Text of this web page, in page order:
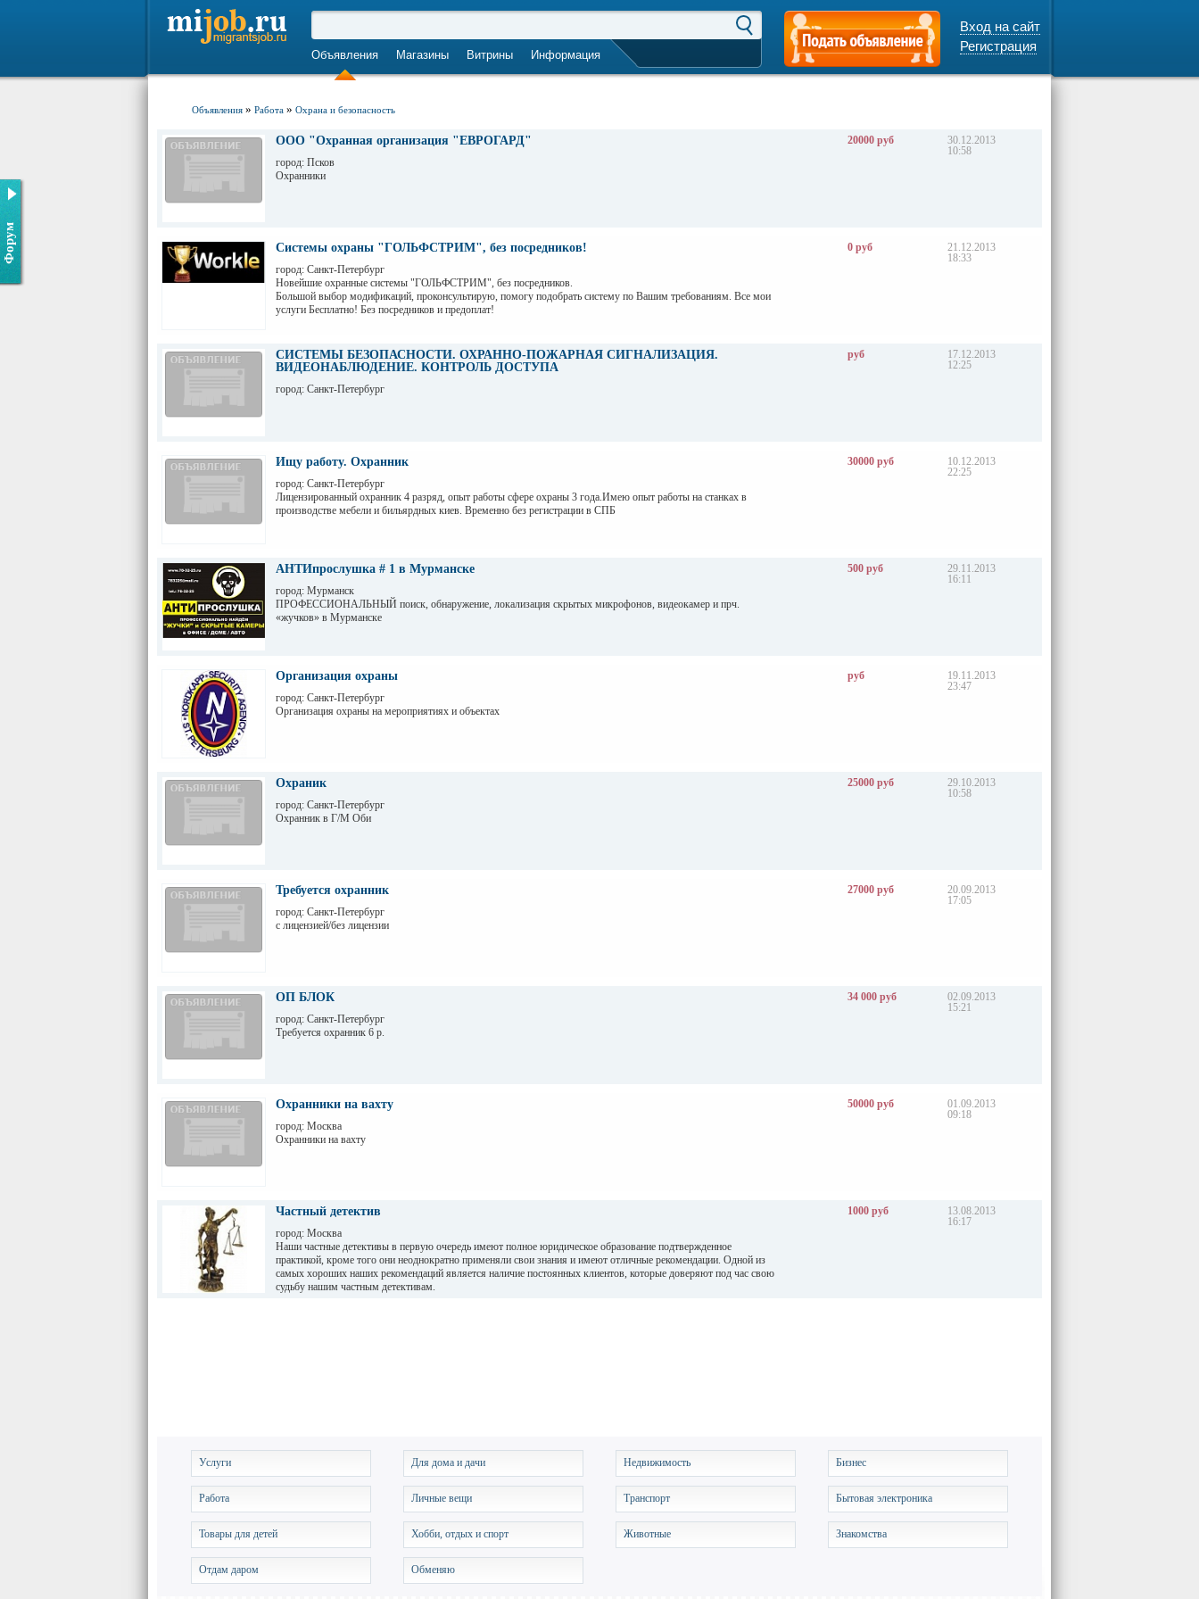
Объявления Магазины Витрины Информация
Вход на сайт
Регистрация
Форум
Объявления » Работа » Охрана и безопасность
ООО "Охранная организация "ЕВРОГАРД"
город: Псков
Охранники
30.12.2013
10:58
20000 руб
Системы охраны "ГОЛЬФСТРИМ", без посредников!
город: Санкт-Петербург
Новейшие охранные системы "ГОЛЬФСТРИМ", без посредников.
Большой выбор модификаций, проконсультирую, помогу подобрать систему по Вашим требованиям. Все мои
услуги Бесплатно! Без посредников и предоплат!
21.12.2013
18:33
0 руб
СИСТЕМЫ БЕЗОПАСНОСТИ. ОХРАННО-ПОЖАРНАЯ СИГНАЛИЗАЦИЯ.
ВИДЕОНАБЛЮДЕНИЕ. КОНТРОЛЬ ДОСТУПА
город: Санкт-Петербург
17.12.2013
12:25
руб
Ищу работу. Охранник
город: Санкт-Петербург
Лицензированный охранник 4 разряд, опыт работы сфере охраны 3 года.Имею опыт работы на станках в
производстве мебели и бильярдных киев. Временно без регистрации в СПБ
10.12.2013
22:25
30000 руб
АНТИпрослушка # 1 в Мурманске
город: Мурманск
ПРОФЕССИОНАЛЬНЫЙ поиск, обнаружение, локализация скрытых микрофонов, видеокамер и прч.
«жучков» в Мурманске
29.11.2013
16:11
500 руб
Организация охраны
город: Санкт-Петербург
Организация охраны на мероприятиях и объектах
19.11.2013
23:47
руб
Охраник
город: Санкт-Петербург
Охранник в Г/М Оби
29.10.2013
10:58
25000 руб
Требуется охранник
город: Санкт-Петербург
с лицензией/без лицензии
20.09.2013
17:05
27000 руб
ОП БЛОК
город: Санкт-Петербург
Требуется охранник 6 р.
02.09.2013
15:21
34 000 руб
Охранники на вахту
город: Москва
Охранники на вахту
01.09.2013
09:18
50000 руб
Частный детектив
город: Москва
Наши частные детективы в первую очередь имеют полное юридическое образование подтвержденное
практикой, кроме того они неоднократно применяли свои знания и имеют отличные рекомендации. Одной из
самых хороших наших рекомендаций является наличие постоянных клиентов, которые доверяют под час свою
судьбу нашим частным детективам.
13.08.2013
16:17
1000 руб
Услуги Для дома и дачи Недвижимость Бизнес
Работа Личные вещи Транспорт Бытовая электроника
Товары для детей Хобби, отдых и спорт Животные Знакомства
Отдам даром Обменяю